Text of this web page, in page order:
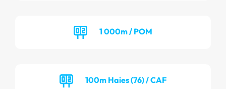
1 000m / POM
100m Haies (76) / CAF